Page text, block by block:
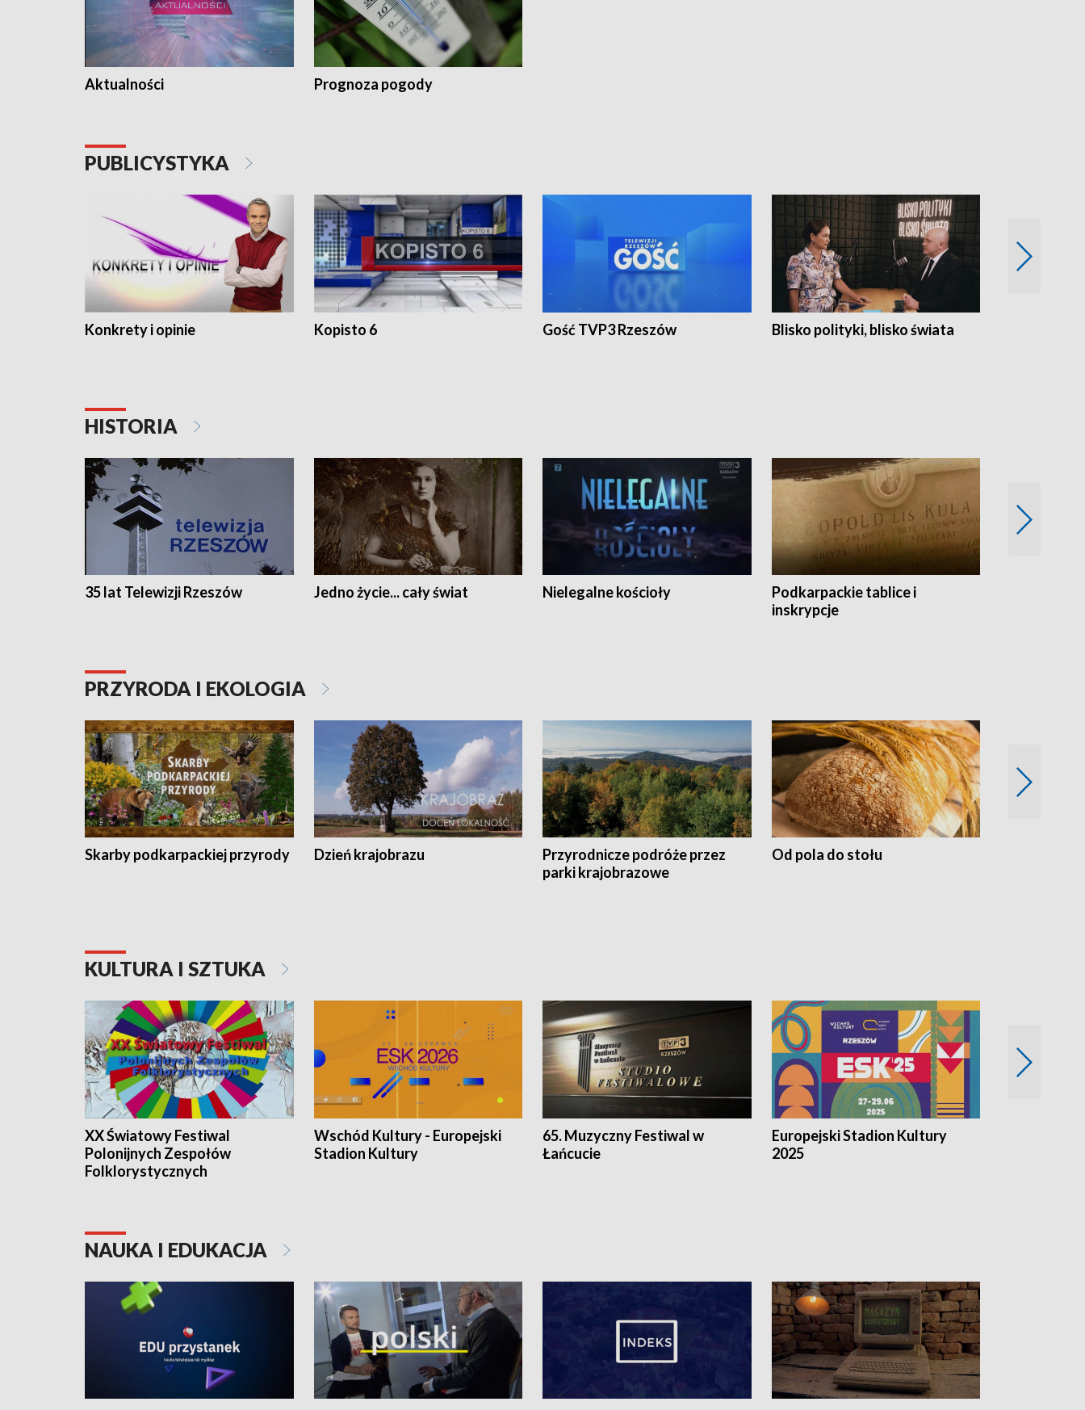
Aktualności Prognoza pogody
PUBLICYSTYKA
Konkrety i opinie Kopisto 6 Gość TVP3 Rzeszów Blisko polityki, blisko świata
HISTORIA
35 lat Telewizji Rzeszów Jedno życie... cały świat Nielegalne kościoły
Podkarpackie tablice i
inskrypcje
PRZYRODA I EKOLOGIA
Skarby podkarpackiej przyrody Dzień krajobrazu
Przyrodnicze podróże przez
parki krajobrazowe
Od pola do stołu
KULTURA I SZTUKA
XX Światowy Festiwal
Polonijnych Zespołów
Folklorystycznych
Wschód Kultury - Europejski
Stadion Kultury
65. Muzyczny Festiwal w
Łańcucie
Europejski Stadion Kultury
2025
NAUKA I EDUKACJA